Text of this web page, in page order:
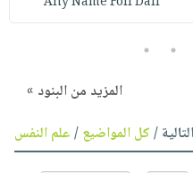
4
5
المزيد من البنود »
/كل المواضيع/علم النفس